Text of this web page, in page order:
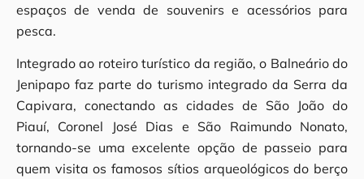
espaços de venda de souvenirs e acessórios para
pesca.
Integrado ao roteiro turístico da região, o Balneário do
Jenipapo faz parte do turismo integrado da Serra da
Capivara, conectando as cidades de São João do
Piauí, Coronel José Dias e São Raimundo Nonato,
tornando-se uma excelente opção de passeio para
quem visita os famosos sítios arqueológicos do berço